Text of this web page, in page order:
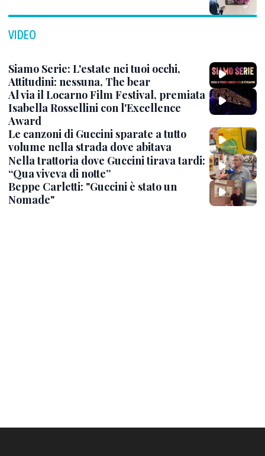
VIDEO
Siamo Serie: L'estate nei tuoi occhi,
Attitudini: nessuna, The bear
Al via il Locarno Film Festival, premiata
Isabella Rossellini con l'Excellence
Award
Le canzoni di Guccini sparate a tutto
volume nella strada dove abitava
Nella trattoria dove Guccini tirava tardi:
“Qua viveva di notte”
Beppe Carletti: "Guccini è stato un
Nomade"